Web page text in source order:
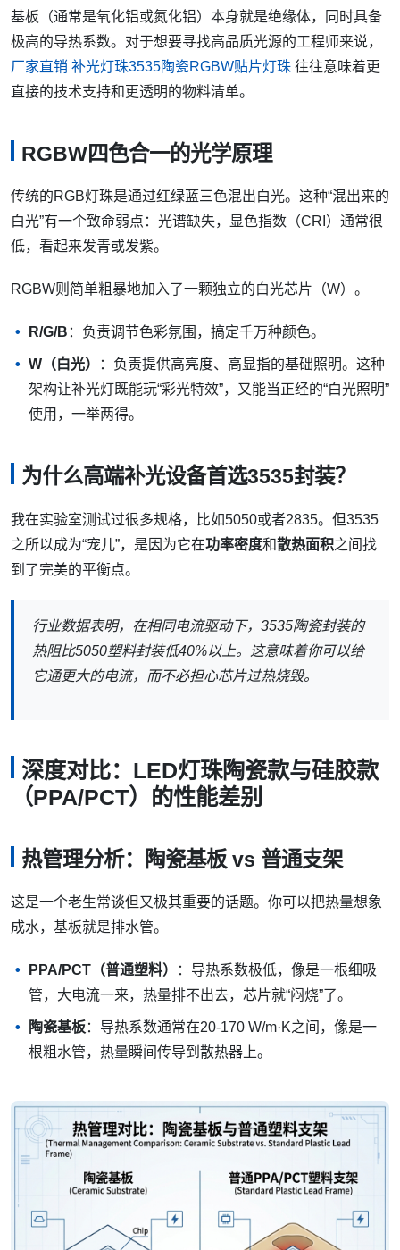
基板（通常是氧化铝或氮化铝）本身就是绝缘体，同时具备
极高的导热系数。对于想要寻找高品质光源的工程师来说，
厂家直销 补光灯珠3535陶瓷RGBW贴片灯珠 往往意味着更
直接的技术支持和更透明的物料清单。
RGBW四色合一的光学原理
传统的RGB灯珠是通过红绿蓝三色混出白光。这种“混出来的
白光”有一个致命弱点：光谱缺失，显色指数（CRI）通常很
低，看起来发青或发紫。
RGBW则简单粗暴地加入了一颗独立的白光芯片（W）。
R/G/B ：负责调节色彩氛围，搞定千万种颜色。
W（白光）
：负责提供高亮度、高显指的基础照明。这种
架构让补光灯既能玩“彩光特效”，又能当正经的“白光照明”
使用，一举两得。
为什么高端补光设备首选3535封装？
我在实验室测试过很多规格，比如5050或者2835。但3535
之所以成为“宠儿”，是因为它在功率密度和散热面积之间找
到了完美的平衡点。
行业数据表明，在相同电流驱动下，3535陶瓷封装的
热阻比5050塑料封装低40%以上。这意味着你可以给
它通更大的电流，而不必担心芯片过热烧毁。
深度对比：LED灯珠陶瓷款与硅胶款
（PPA/PCT）的性能差别
热管理分析：陶瓷基板 vs 普通支架
这是一个老生常谈但又极其重要的话题。你可以把热量想象
成水，基板就是排水管。
PPA/PCT（普通塑料）
：导热系数极低，像是一根细吸
管，大电流一来，热量排不出去，芯片就“闷烧”了。
陶瓷基板：导热系数通常在20-170 W/m·K之间，像是一
根粗水管，热量瞬间传导到散热器上。